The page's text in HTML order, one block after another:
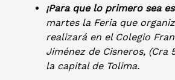
¡Para que lo primero sea
martes la Feria que
realizará en el Colegio
Jiménez de Cisneros, (Cra
la capital de Tolima.